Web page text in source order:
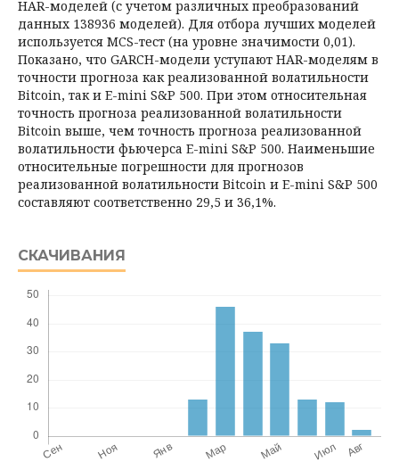
HAR-моделей (с учетом различных преобразований
данных 138936 моделей). Для отбора лучших моделей
ис­пользуется MCS-тест (на уровне значимости 0,01).
Показано, что GARCH-мо­дели уступают HAR-моделям в
точности прогноза как реализованной вола­тильности
Bitcoin, так и E-mini S&P 500. При этом относительная
точность прогноза реализованной волатильности
Bitcoin выше, чем точность прогно­за реализованной
волатильности фьючерса E-mini S&P 500. Наименьшие
от­носительные погрешности для прогнозов
реализованной волатильности Bit­coin и E-mini S&P 500
составляют соответственно 29,5 и 36,1%.
СКАЧИВАНИЯ